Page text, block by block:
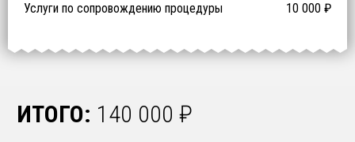
Услуги по сопровождению процедуры 10 000 ₽
ИТОГО: 140 000 ₽